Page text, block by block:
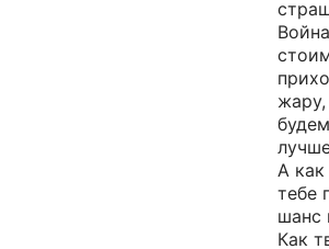
А как
тебе
шанс
Как